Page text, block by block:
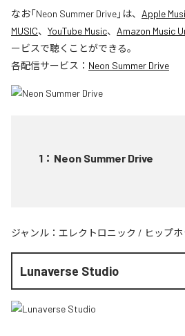
なお「Neon Summer Drive」は、 Apple
MUSIC、 YouTube Music、 Amazon Music
ービスで聴くことができる。
各配信サービス： Neon Summer Drive
1 ： Neon Summer Drive
ジャンル： エレクトロニック / ヒップ
Lunaverse Studio